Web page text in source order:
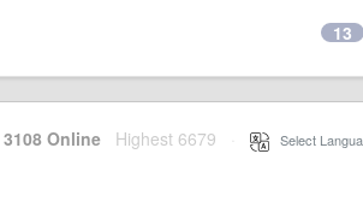
13
3108 Online Highest 6679 Select